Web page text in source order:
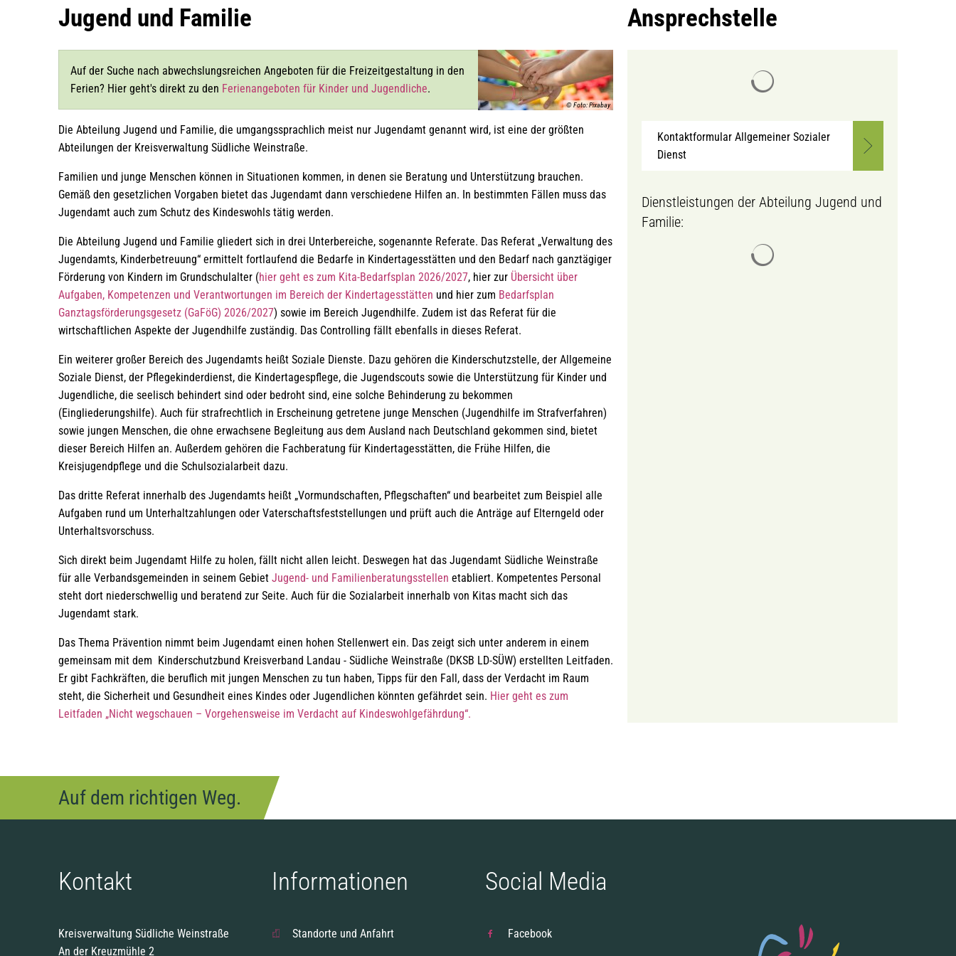
JugendJugend und Familie
© Foto: Pixabay
Auf der Suche nach abwechslungsreichen Angeboten für die Freizeitgestaltung in den
Ferien? Hier geht's direkt zu den Ferienangeboten für Kinder und Jugendliche.
Die Abteilung Jugend und Familie, die umgangssprachlich meist nur Jugendamt genannt wird, ist eine der größten
Abteilungen der Kreisverwaltung Südliche Weinstraße.
Familien und junge Menschen können in Situationen kommen, in denen sie Beratung und Unterstützung brauchen.
Gemäß den gesetzlichen Vorgaben bietet das Jugendamt dann verschiedene Hilfen an. In bestimmten Fällen muss das
Jugendamt auch zum Schutz des Kindeswohls tätig werden.
Die Abteilung Jugend und Familie gliedert sich in drei Unterbereiche, sogenannte Referate. Das Referat „Verwaltung des
Jugendamts, Kinderbetreuung“ ermittelt fortlaufend die Bedarfe in Kindertagesstätten und den Bedarf nach ganztägiger
Förderung von Kindern im Grundschulalter (hier geht es zum Kita-Bedarfsplan 2026/2027, hier zur Übersicht über
Aufgaben, Kompetenzen und Verantwortungen im Bereich der Kindertagesstätten und hier zum Bedarfsplan
Ganztagsförderungsgesetz (GaFöG) 2026/2027) sowie im Bereich Jugendhilfe. Zudem ist das Referat für die
wirtschaftlichen Aspekte der Jugendhilfe zuständig. Das Controlling fällt ebenfalls in dieses Referat.
Ein weiterer großer Bereich des Jugendamts heißt Soziale Dienste. Dazu gehören die Kinderschutzstelle, der Allgemeine
Soziale Dienst, der Pflegekinderdienst, die Kindertagespflege, die Jugendscouts sowie die Unterstützung für Kinder und
Jugendliche, die seelisch behindert sind oder bedroht sind, eine solche Behinderung zu bekommen
(Eingliederungshilfe). Auch für strafrechtlich in Erscheinung getretene junge Menschen (Jugendhilfe im Strafverfahren)
sowie jungen Menschen, die ohne erwachsene Begleitung aus dem Ausland nach Deutschland gekommen sind, bietet
dieser Bereich Hilfen an. Außerdem gehören die Fachberatung für Kindertagesstätten, die Frühe Hilfen, die
Kreisjugendpflege und die Schulsozialarbeit dazu.
Das dritte Referat innerhalb des Jugendamts heißt „Vormundschaften, Pflegschaften“ und bearbeitet zum Beispiel alle
Aufgaben rund um Unterhaltzahlungen oder Vaterschaftsfeststellungen und prüft auch die Anträge auf Elterngeld oder
Unterhaltsvorschuss.
Sich direkt beim Jugendamt Hilfe zu holen, fällt nicht allen leicht. Deswegen hat das Jugendamt Südliche Weinstraße
für alle Verbandsgemeinden in seinem Gebiet Jugend- und Familienberatungsstellen etabliert. Kompetentes Personal
steht dort niederschwellig und beratend zur Seite. Auch für die Sozialarbeit innerhalb von Kitas macht sich das
Jugendamt stark.
Das Thema Prävention nimmt beim Jugendamt einen hohen Stellenwert ein. Das zeigt sich unter anderem in einem
gemeinsam mit dem Kinderschutzbund Kreisverband Landau - Südliche Weinstraße (DKSB LD-SÜW) erstellten Leitfaden.
Er gibt Fachkräften, die beruflich mit jungen Menschen zu tun haben, Tipps für den Fall, dass der Verdacht im Raum
steht, die Sicherheit und Gesundheit eines Kindes oder Jugendlichen könnten gefährdet sein. Hier geht es zum
Leitfaden „Nicht wegschauen – Vorgehensweise im Verdacht auf Kindeswohlgefährdung“.
Ansprechstelle
Kontaktformular Allgemeiner Sozialer
Dienst
Dienstleistungen der Abteilung Jugend und
Familie:
Auf dem richtigen Weg.
Kontakt
Kreisverwaltung Südliche Weinstraße
An der Kreuzmühle 2
Informationen
Standorte und Anfahrt
Social Media
Facebook